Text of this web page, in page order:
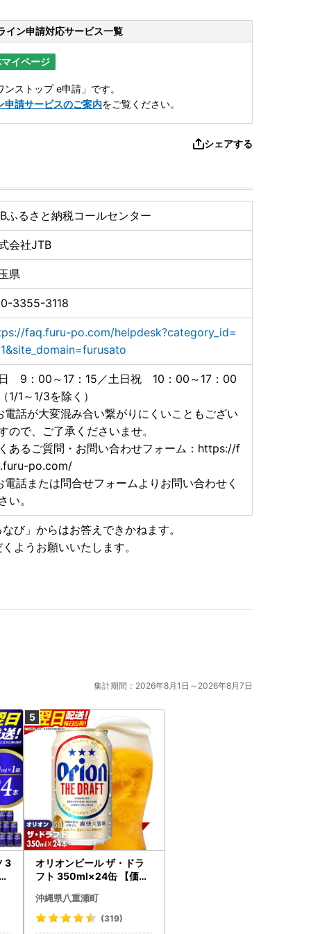
イン申請対応サービス一覧
イページ
ストップ e申請」です。
申請サービスのご案内をご覧ください。
シェアする
ふるさと納税コールセンター
会社JTB
県
3355-3118
faq.furu-po.com/helpdesk?category_id=
9：00～17：15／土日祝 10：00～17：00
1～1/3を除く）
電話が大変混み合い繋がりにくいこともござい
ので、ご了承くださいませ。
あるご質問・お問い合わせフォーム：https://f
po.com/
電話または問合せフォームよりお問い合わせく
い。
び」からはお答えできかねます。
ようお願いいたします。
集計期間：2026年8月1日～2026年8月7日
3
オリオンビール ザ・ドラ
フト 350ml×24缶 【価格
沖縄県八重瀬町
(319)